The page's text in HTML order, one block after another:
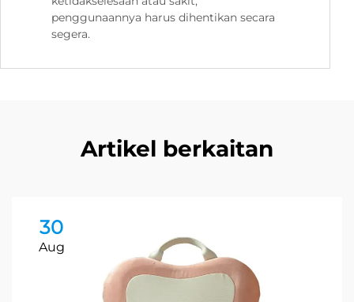
penggunaannya harus dihentikan secara
segera.
Artikel berkaitan
30
Aug